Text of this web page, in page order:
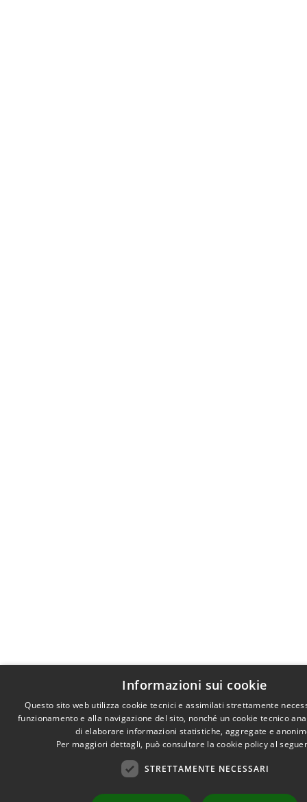
Informazioni sui cookie
Questo sito web utilizza cookie tecnici e assimilati strettamente
funzionamento e alla navigazione del sito, nonché un cookie tecnico
di elaborare informazioni statistiche, aggregate e
Per maggiori dettagli, può consultare la cookie policy al
STRETTAMENTE NECESSARI